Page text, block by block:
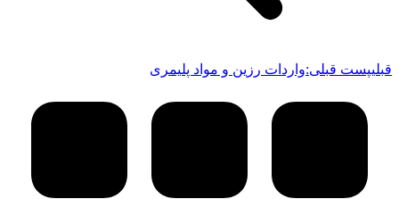
قبلیپست قبلی:واردات رزین و مواد پلیمری